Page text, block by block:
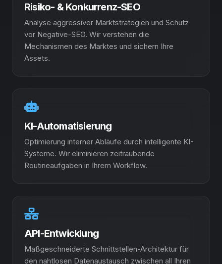
Risiko- & Konkurrenz-SEO
Analyse aggressiver Marktstrategien und Schutz
vor Negative-SEO. Wir verstehen die
Mechanismen des Marktes und sichern Ihre
Assets.
KI-Automatisierung
Optimierung interner Abläufe durch intelligente KI-
Systeme. Wir eliminieren zeitraubende
Routineaufgaben in Ihrem Workflow.
API-Entwicklung
Maßgeschneiderte Schnittstellen-Architektur für
den nahtlosen Datenaustausch zwischen all Ihren